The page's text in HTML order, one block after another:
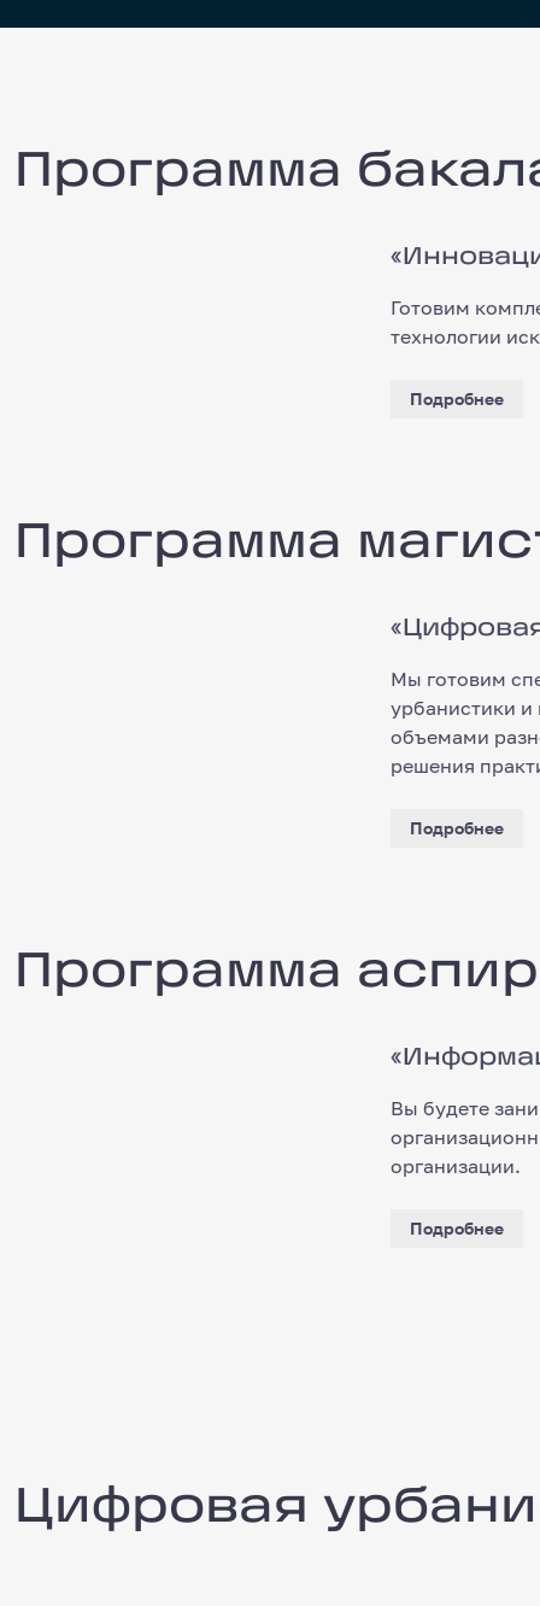
Программа бакалавриата
Программа
Готовим
технологии
Подробнее
Программа магистратуры
Программа
«Цифровая
Мы готовим
урбанистики
объемами
решения
Подробнее
Программа аспирантуры
Программа
Вы будете
организации.
Подробнее
Цифровая урбанистика
Цифровая